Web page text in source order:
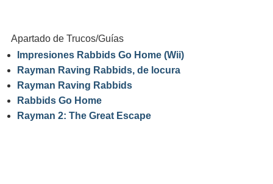
Apartado de Trucos/Guías
Impresiones Rabbids Go Home (Wii)
Rayman Raving Rabbids, de locura
Rayman Raving Rabbids
Rabbids Go Home
Rayman 2: The Great Escape